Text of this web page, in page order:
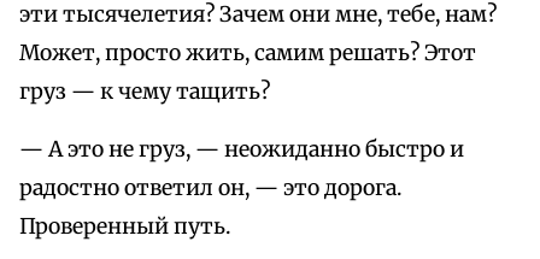
эти тысячелетия? Зачем они мне, тебе, нам?
Может, просто жить, самим решать? Этот
груз — к чему тащить?
— А это не груз, — неожиданно быстро и
радостно ответил он, — это дорога.
Проверенный путь.